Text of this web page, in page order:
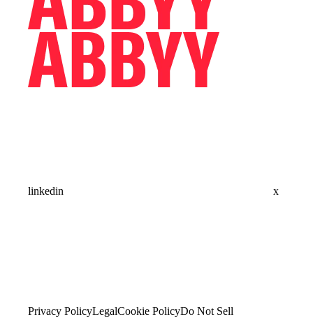
linkedin x
Privacy PolicyLegalCookie PolicyDo Not Sell